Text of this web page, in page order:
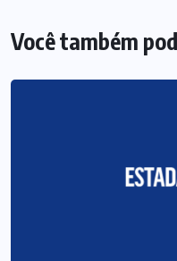
Você também